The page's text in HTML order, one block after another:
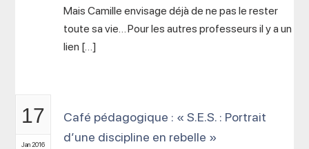
Mais Camille envisage déjà de ne pas le rester
toute sa vie… Pour les autres professeurs il y a un
lien […]
17
Jan 2016
Café pédagogique : « S.E.S. : Portrait
d’une discipline en rebelle »